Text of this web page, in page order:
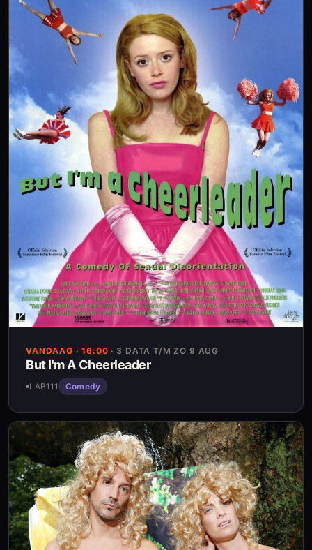
VANDAAG · 16:00 · 3 DATA T/M ZO 9 AUG
But I'm A Cheerleader
LAB111 Comedy